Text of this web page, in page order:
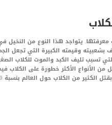
يتواجد هذا النوع من النخيل
وقيمته الكبيرة التي تجعل
تسبب تليف الكبد والموت للكلاب
من الأنواع الأكثر خطورة على
من الكلاب حول العالم بنسبة 30%.